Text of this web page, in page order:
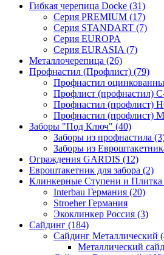
Гибкая черепица Docke (31)
Серия PREMIUM (17)
Серия STANDART (7)
Серия EUROPA
Серия EURASIA (7)
Металлочерепица (26)
Профнастил (Профлист) (79)
Профнастил
Профлист (профнастил)
Профнастил (профлист)
Профнастил (профлист)
Заборы "Под Ключ" (40)
Заборы из профнастила
Заборы из
Ограждения GARDIS (12)
Евроштакетник для забора (2)
Клинкерные Ступени и Плитка
Interbau Германия (20)
Stroeher Германия
Экоклинкер Россия (3)
Сайдинг (184)
Сайдинг Металлический
Металлический